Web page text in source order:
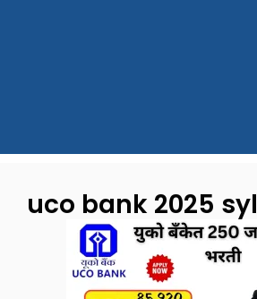
uco bank 2025